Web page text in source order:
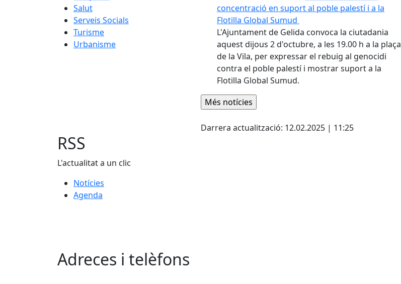
Salut
Serveis Socials
Turisme
Urbanisme
concentració en suport al poble palestí i a la
Flotilla Global Sumud
L'Ajuntament de Gelida convoca la ciutadania
aquest dijous 2 d'octubre, a les 19.00 h a la plaça
de la Vila, per expressar el rebuig al genocidi
contra el poble palestí i mostrar suport a la
Flotilla Global Sumud.
Darrera actualització: 12.02.2025 | 11:25
RSS
L'actualitat a un clic
Notícies
Agenda
Adreces i telèfons